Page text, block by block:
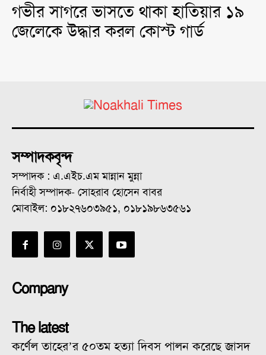
গভীর সাগরে ভাসতে থাকা হাতিয়ার ১৯
জেলেকে উদ্ধার করল কোস্ট গার্ড
সম্পাদকবৃন্দ
সম্পাদক : এ.এইচ.এম মান্নান মুন্না
নির্বাহী সম্পাদক- সোহরাব হোসেন বাবর
মোবাইল: ০১৮২৭৬০৩৯৫১, ০১৮১৯৮৬৩৫৬১
Company
The latest
কর্ণেল তাহের’র ৫০তম হত্যা দিবস পালন করেছে জাসদ